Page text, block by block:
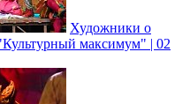
Художники о
максимум" | 02